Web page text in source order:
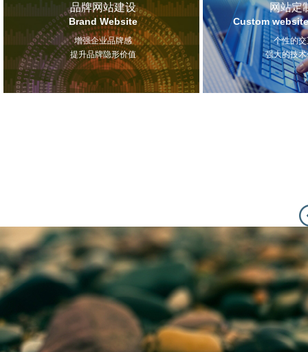
品牌网站建设
Brand Website
增强企业品牌感
提升品牌隐形价值
网站定
Custom
个性的
强大的技